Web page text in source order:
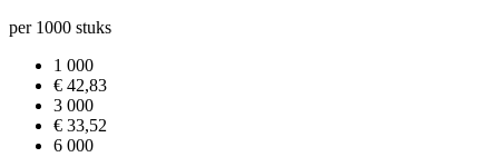
per 1000 stuks
1 000
€ 42,83
3 000
€ 33,52
6 000